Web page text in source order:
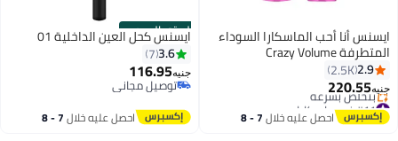
6
ايسنس أنا أحب الماسكارا السوداء
المتطرفة Crazy Volume
2.9
2.5K
جنيه220.55
#11 في ماسكارا
توصيل مجاني
بتخلّص بسرعة
احصل عليه خلال 7 - 8
الستور الرسمي
ايسنس كحل العين الداخلية 01
3.6
7
جنيه116.95
توصيل مجاني
توصيل مجاني
احصل عليه خلال 7 - 8